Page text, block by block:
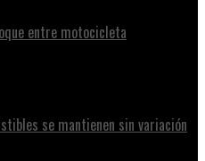
entre motocicleta
se mantienen sin variación